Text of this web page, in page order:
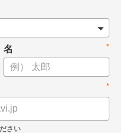
役立てください。
*
名
*